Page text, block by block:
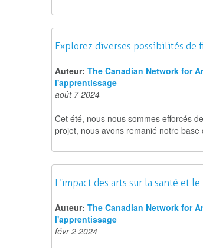
Explorez diverses possibilités de
Auteur: The Canadian Network for
l'apprentissage
août 7 2024
Cet été, nous nous sommes efforcés
projet, nous avons remanié notre base
L’impact des arts sur la santé et
Auteur: The Canadian Network for
l'apprentissage
févr 2 2024